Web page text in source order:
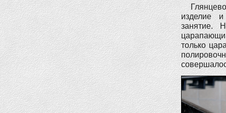
изделие и
занятие.
только